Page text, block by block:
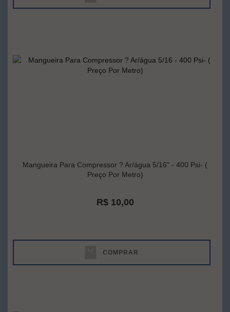
Mangueira Para Compressor ? Ar/água 5/16" - 400 Psi- (
Preço Por Metro)
R$ 10,00
COMPRAR